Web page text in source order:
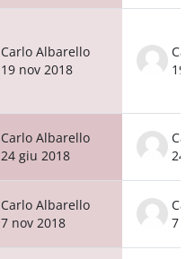
Carlo Albarello
19 nov 2018
19
Carlo Albarello
24 giu 2018
24
Carlo Albarello
7 nov 2018
7